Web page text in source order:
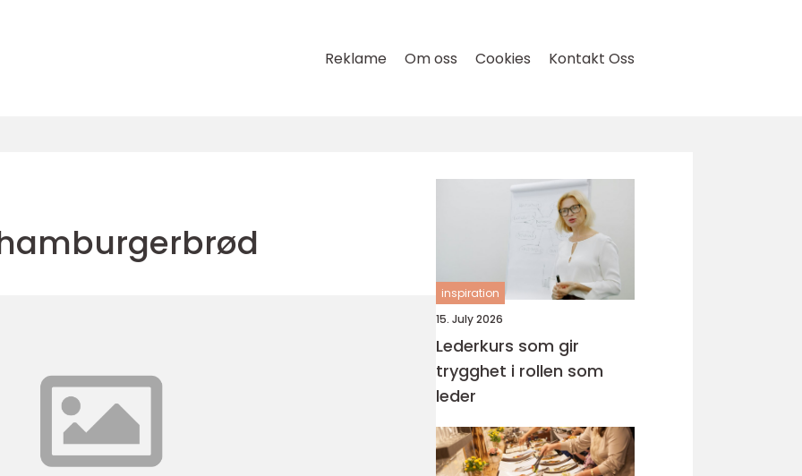
Reklame Om oss Cookies Kontakt Oss
inspiration
15. July 2026
Lederkurs som gir
trygghet i rollen som
leder